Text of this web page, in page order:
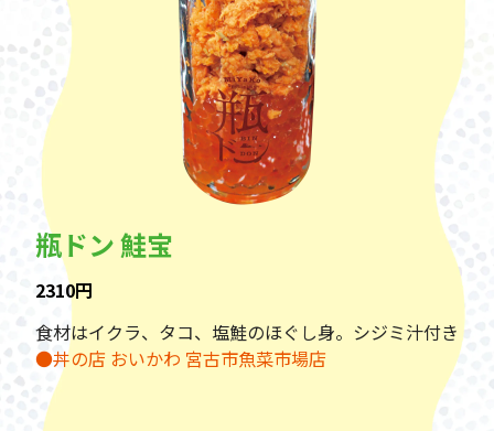
瓶ドン 鮭宝
2310円
食材はイクラ、タコ、塩鮭のほぐし身。シジミ汁付き
●丼の店 おいかわ 宮古市魚菜市場店